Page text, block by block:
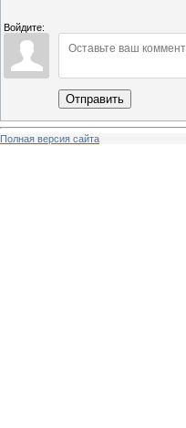
Войдите:
Отправить
Полная версия сайта